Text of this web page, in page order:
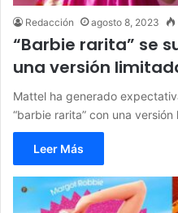
Redacción agosto 8, 2023
“Barbie rarita” se
una versión
Mattel ha generado
“barbie rarita” con una
Leer Más